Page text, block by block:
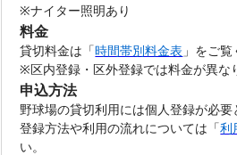
※ナイター照明あり
料金
貸切料金は「時間帯別料金表 」をご覧
※区内登録・区外登録では料金が異な
申込方法
野球場の貸切利用には個人登録が必要
登録方法や利用の流れについては「利
い。